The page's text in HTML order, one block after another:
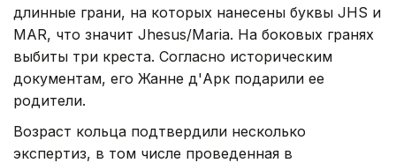
длинные грани, на которых нанесены буквы JHS и
MAR, что значит Jhesus/Maria. На боковых гранях
выбиты три креста. Согласно историческим
документам, его Жанне д'Арк подарили ее
родители.
Возраст кольца подтвердили несколько
экспертиз, в том числе проведенная в